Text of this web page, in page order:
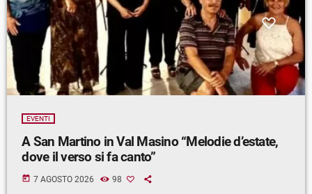
EVENTI
A San Martino in Val Masino “Melodie d’estate,
dove il verso si fa canto”
today 7 AGOSTO 2026 98